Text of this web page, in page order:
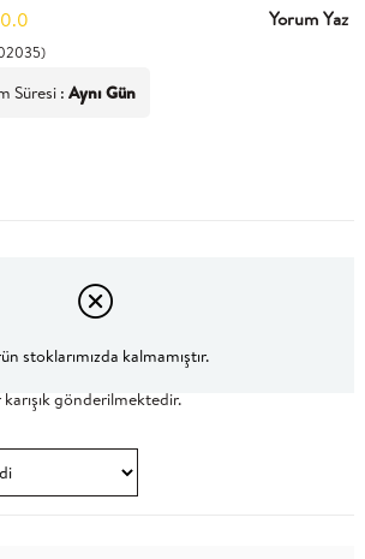
0.0 Yorum Yaz
Süresi : Aynı Gün
stoklarımızda kalmamıştır.
gönderilmektedir.